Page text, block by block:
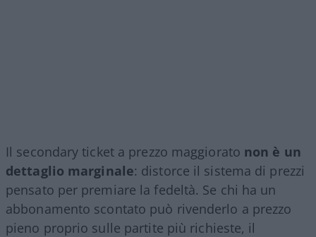
Il secondary ticket a prezzo maggiorato non è un
dettaglio marginale: distorce il sistema di prezzi
pensato per premiare la fedeltà. Se chi ha un
abbonamento scontato può rivenderlo a prezzo
pieno proprio sulle partite più richieste, il